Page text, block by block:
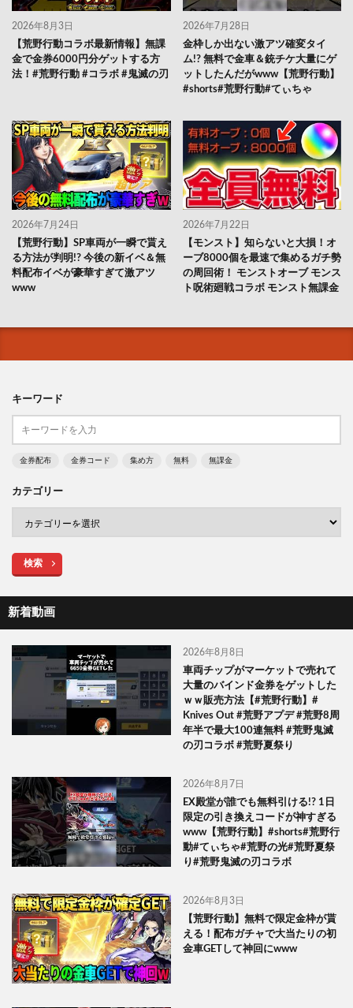
2026年8月3日
【荒野行動コラボ最新情報】無課
金で金券6000円分ゲットする方
法！#荒野行動 #コラボ #鬼滅の刃
2026年7月28日
金枠しか出ない激アツ確変タイ
ム!? 無料で金車＆銃チケ大量にゲ
ットしたんだがwww【荒野行動】
#shorts#荒野行動#てぃちゃ
2026年7月24日
【荒野行動】SP車両が一瞬で貰え
る方法が判明!? 今後の新イベ＆無
料配布イベが豪華すぎて激アツ
www
2026年7月22日
【モンスト】知らないと大損！オ
ーブ8000個を最速で集めるガチ勢
の周回術！ モンストオーブ モンス
ト呪術廻戦コラボ モンスト無課金
キーワード
金券配布 金券コード 集め方 無料 無課金
カテゴリー
検索
新着動画
2026年8月8日
車両チップがマーケットで売れて
大量のバインド金券をゲットした
ｗｗ販売方法【#荒野行動】#
Knives Out #荒野アプデ #荒野8周
年半で最大100連無料 #荒野鬼滅
の刃コラボ #荒野夏祭り
2026年8月7日
EX殿堂が誰でも無料引ける!? 1日
限定の引き換えコードが神すぎる
www【荒野行動】#shorts#荒野行
動#てぃちゃ#荒野の光#荒野夏祭
り#荒野鬼滅の刃コラボ
2026年8月3日
【荒野行動】無料で限定金枠が貰
える！配布ガチャで大当たりの初
金車GETして神回にwww